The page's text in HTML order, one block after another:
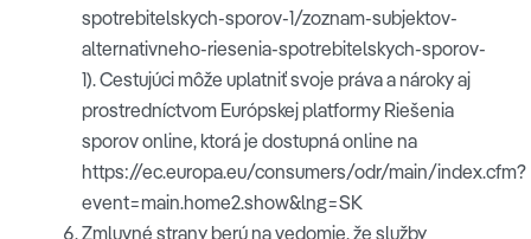
spotrebitelskych-sporov-1/zoznam-subjektov-
alternativneho-riesenia-spotrebitelskych-sporov-
1). Cestujúci môže uplatniť svoje práva a nároky aj
prostredníctvom Európskej platformy Riešenia
sporov online, ktorá je dostupná online na
https://ec.europa.eu/consumers/odr/main/index.cfm?
event=main.home2.show&lng=SK
Zmluvné strany berú na vedomie, že služby